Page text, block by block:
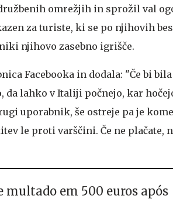
omrežjih in sprožil val
za turiste, ki se po njihovih
njihovo zasebno igrišče.
Facebooka in dodala: "Če bi
lahko v Italiji počnejo, kar
uporabnik, še ostreje pa je
le proti varščini. Če ne plačate,
em 500 euros após